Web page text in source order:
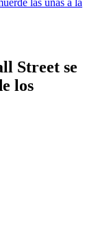
Street se
los